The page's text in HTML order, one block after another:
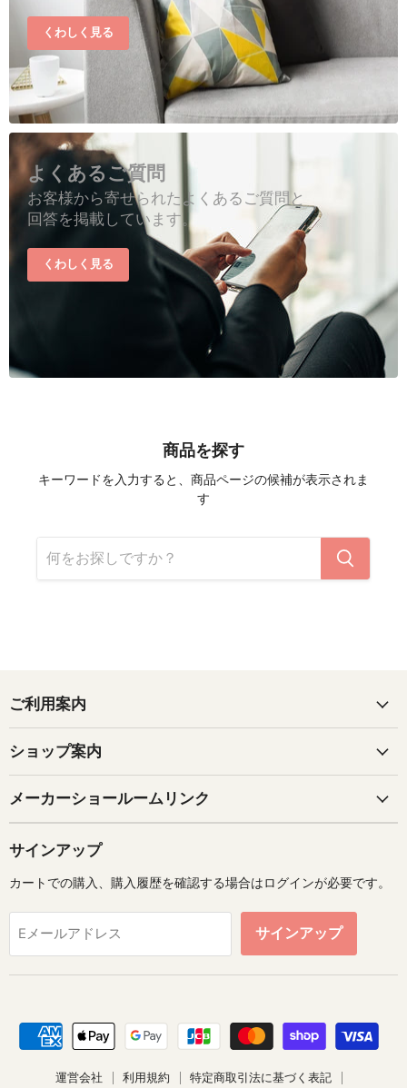
くわしく見る
よくあるご質問
お客様から寄せられたよくあるご質問と
回答を掲載しています。
くわしく見る
商品を探す
キーワードを入力すると、商品ページの候補が表示されま
す
ご利用案内
ショップ案内
メーカーショールームリンク
サインアップ
カートでの購入、購入履歴を確認する場合はログインが必要です。
Eメールアドレス サインアップ
運営会社 利用規約 特定商取引法に基づく表記